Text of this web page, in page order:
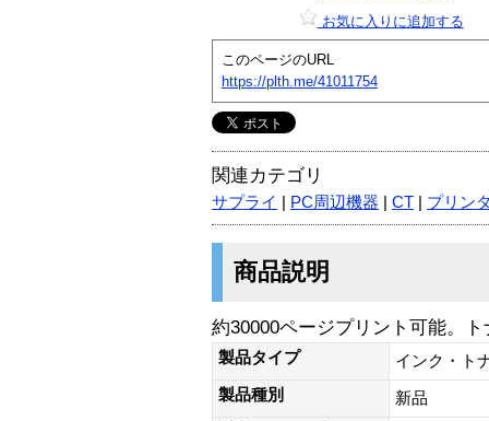
お気に入りに追加する
このページのURL
https://plth.me/41011754
関連カテゴリ
サプライ PC周辺機器 CT プリン
商品説明
約30000ページプリント可能。
製品タイプ
インク・ト
製品種別
新品